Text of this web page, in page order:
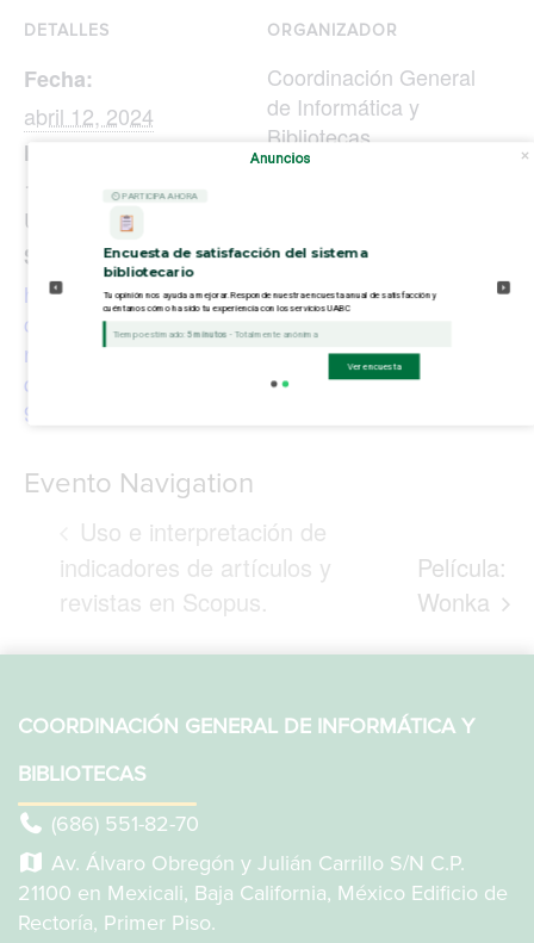
DETALLES
Fecha:
abril 12, 2024
Hora:
11:00 am - 12:30 pm
UTC-8
Sitio web:
https://vc-
cudi.zoom.us/meeting/
register/tZcqcOGoqzs
qGdVLDHJlBIUTr9fKv
9iOuC8E
ORGANIZADOR
Coordinación General
de Informática y
Bibliotecas
Teléfono
dsb.soporte@uabc.ed
u.mx
Evento Navigation
Uso e interpretación de
indicadores de artículos y
revistas en Scopus.
Película:
Wonka
COORDINACIÓN GENERAL DE INFORMÁTICA Y
BIBLIOTECAS
(686) 551-82-70
Av. Álvaro Obregón y Julián Carrillo S/N C.P.
21100 en Mexicali, Baja California, México Edificio de
Rectoría, Primer Piso.
Anuncios
⏲ PARTICIPA AHORA
Encuesta de satisfacción del sistema
bibliotecario
Tu opinión nos ayuda a mejorar. Responde nuestra encuesta anual de satisfacción y
cuéntanos cómo ha sido tu experiencia con los servicios UABC
Tiempo estimado:5 minutos - Totalmente anónima
Ver encuesta